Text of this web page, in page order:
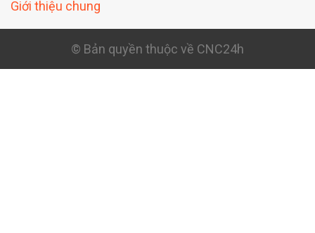
Giới thiệu chung
© Bản quyền thuộc về CNC24h